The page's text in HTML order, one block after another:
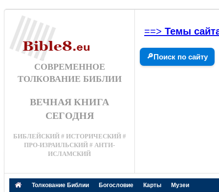
СОВРЕМЕННОЕ
ТОЛКОВАНИЕ БИБЛИИ
ВЕЧНАЯ КНИГА
СЕГОДНЯ
БИБЛЕЙСКИЙ # ИСТОРИЧЕСКИЙ #
ПРО-ИЗРАИЛЬСКИЙ # АНТИ-
ИСЛАМСКИЙ
==> Темы
🔎Поиск по сайту
Толкование Библии Богословие Карты Музеи